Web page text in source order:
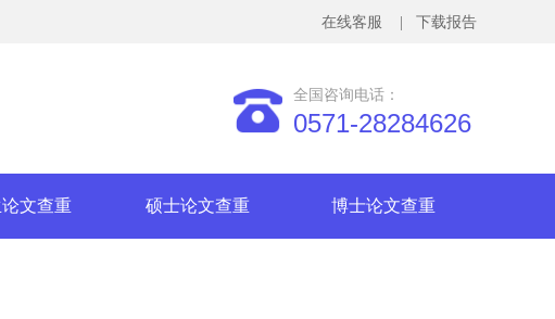
文查重 硕士论文查重 博士论文查重
全国咨询电话：
0571-28284626
| 下载报告
在线客服